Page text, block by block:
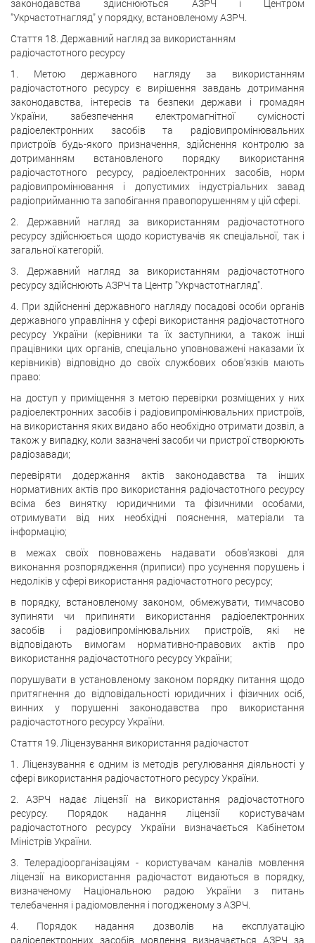
законодавства здійснюються АЗРЧ і Центром
"Укрчастотнагляд" у порядку, встановленому АЗРЧ.
Стаття 18. Державний нагляд за використанням
радіочастотного ресурсу
1. Метою державного нагляду за використанням
радіочастотного ресурсу є вирішення завдань дотримання
законодавства, інтересів та безпеки держави і громадян
України, забезпечення електромагнітної сумісності
радіоелектронних засобів та радіовипромінювальних
пристроїв будь-якого призначення, здійснення контролю за
дотриманням встановленого порядку використання
радіочастотного ресурсу, радіоелектронних засобів, норм
радіовипромінювання і допустимих індустріальних завад
радіоприйманню та запобігання правопорушенням у цій сфері.
2. Державний нагляд за використанням радіочастотного
ресурсу здійснюється щодо користувачів як спеціальної, так і
загальної категорій.
3. Державний нагляд за використанням радіочастотного
ресурсу здійснюють АЗРЧ та Центр "Укрчастотнагляд".
4. При здійсненні державного нагляду посадові особи органів
державного управління у сфері використання радіочастотного
ресурсу України (керівники та їх заступники, а також інші
працівники цих органів, спеціально уповноважені наказами їх
керівників) відповідно до своїх службових обов'язків мають
право:
на доступ у приміщення з метою перевірки розміщених у них
радіоелектронних засобів і радіовипромінювальних пристроїв,
на використання яких видано або необхідно отримати дозвіл, а
також у випадку, коли зазначені засоби чи пристрої створюють
радіозавади;
перевіряти додержання актів законодавства та інших
нормативних актів про використання радіочастотного ресурсу
всіма без винятку юридичними та фізичними особами,
отримувати від них необхідні пояснення, матеріали та
інформацію;
в межах своїх повноважень надавати обов'язкові для
виконання розпорядження (приписи) про усунення порушень і
недоліків у сфері використання радіочастотного ресурсу;
в порядку, встановленому законом, обмежувати, тимчасово
зупиняти чи припиняти використання радіоелектронних
засобів і радіовипромінювальних пристроїв, які не
відповідають вимогам нормативно-правових актів про
використання радіочастотного ресурсу України;
порушувати в установленому законом порядку питання щодо
притягнення до відповідальності юридичних і фізичних осіб,
винних у порушенні законодавства про використання
радіочастотного ресурсу України.
Стаття 19. Ліцензування використання радіочастот
1. Ліцензування є одним із методів регулювання діяльності у
сфері використання радіочастотного ресурсу України.
2. АЗРЧ надає ліцензії на використання радіочастотного
ресурсу. Порядок надання ліцензії користувачам
радіочастотного ресурсу України визначається Кабінетом
Міністрів України.
3. Телерадіоорганізаціям - користувачам каналів мовлення
ліцензії на використання радіочастот видаються в порядку,
визначеному Національною радою України з питань
телебачення і радіомовлення і погодженому з АЗРЧ.
4. Порядок надання дозволів на експлуатацію
радіоелектронних засобів мовлення визначається АЗРЧ за